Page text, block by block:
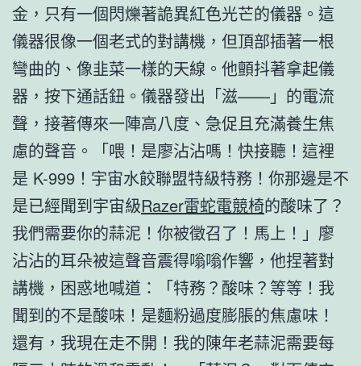
金，只有一個閃爍著詭異紅色光芒的儀器。這
儀器很像一個老式的對講機，但頂部插著一根
彎曲的、像韭菜一樣的天線。他顫抖著拿起儀
器，按下通話鈕。儀器發出「滋——」的電流
聲，接著傳來一陣高八度、急促且充滿養生焦
慮的聲音。「喂！是廖沾沾嗎！快接聽！這裡
是 K-999！宇宙水餃聯盟特級特務！你那邊是不
是已經聞到宇宙級Razer雷蛇電競椅的酸味了？
我們需要你的蒜泥！你被徵召了！馬上！」廖
沾沾的耳朵被這聲音震得嗡嗡作響，他捏著對
講機，困惑地喊道：「特務？酸味？等等！我
聞到的不是酸味！是麵粉過度膨脹的焦慮味！
還有，我現在走不開！我的陳年老蒜泥需要每